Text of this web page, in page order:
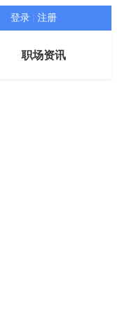
登录 注册
职场资讯